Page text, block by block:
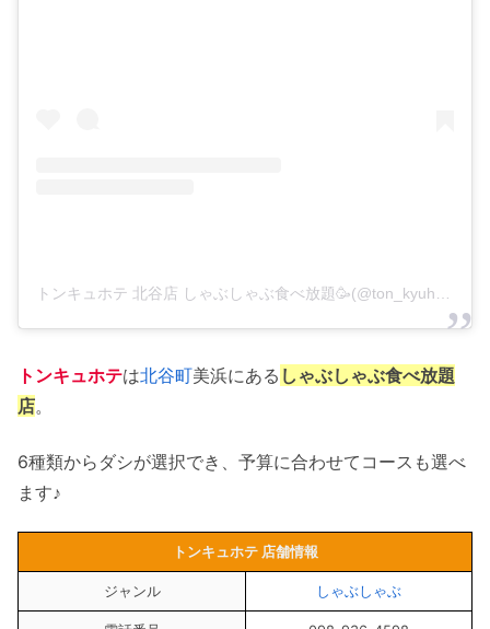
トンキュホテ 北谷店 しゃぶしゃぶ食べ放題🥳(@ton_kyuhote)がシェアした投稿
トンキュホテは北谷町美浜にある しゃぶしゃぶ食べ放題
店。
6種類からダシが選択でき、予算に合わせてコースも選べ
ます♪
トンキュホテ 店舗情報
ジャンル しゃぶしゃぶ